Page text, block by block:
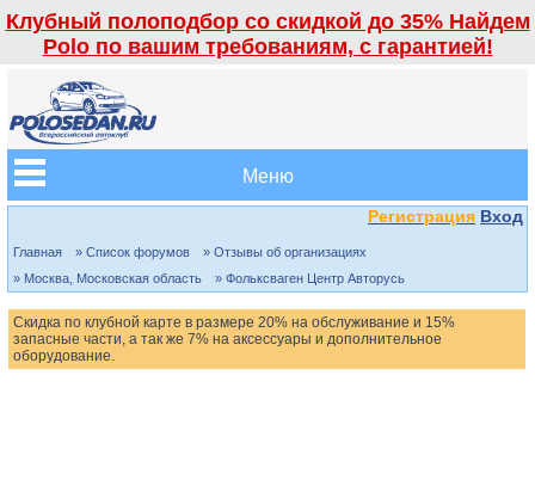
Клубный полоподбор со скидкой до 35% Найдем
Polo по вашим требованиям, с гарантией!
Меню
Регистрация Вход
Главная » Список форумов
» Отзывы об организациях
» Москва, Московская область
» Фольксваген Центр Авторусь
Скидка по клубной карте в размере 20% на обслуживание и 15%
запасные части, а так же 7% на аксессуары и дополнительное
оборудование.